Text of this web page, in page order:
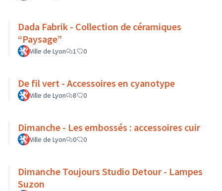
Dada Fabrik - Collection de céramiques
“Paysage”
Ville de Lyon 1 0
De fil vert - Accessoires en cyanotype
Ville de Lyon 8 0
Dimanche - Les embossés : accessoires cuir
Ville de Lyon 0 0
Dimanche Toujours Studio Detour - Lampes
Suzon